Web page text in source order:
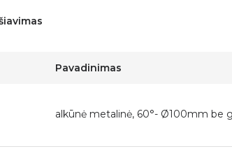
Pavadinimas
alkūnė metalinė, 60°- Ø100mm be